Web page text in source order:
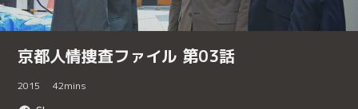
京都人情捜査ファイル 第03話
2015 42mins